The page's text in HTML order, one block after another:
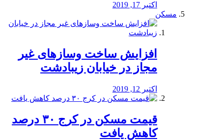
اکتبر 17, 2019
مسکن
افزایش ساخت وسازهای غیر
مجاز در خیابان زیبادشت
اکتبر 12, 2019
️قیمت مسکن در کرج ۳۰ درصد
کاهش یافت